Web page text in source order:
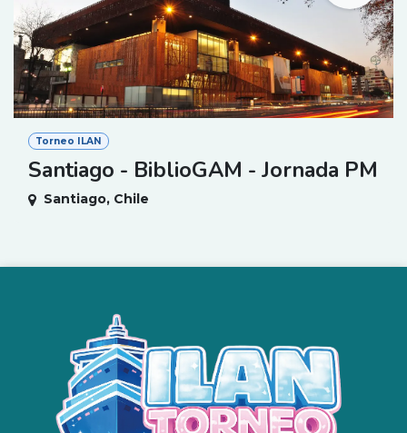
Torneo ILAN
Santiago - BiblioGAM - Jornada PM
Santiago, Chile